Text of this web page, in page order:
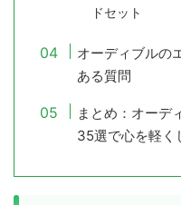
ドセット
オーディブルの
ある質問
まとめ：オーデ
35選で心を軽く